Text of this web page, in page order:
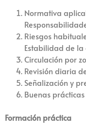
Normativa
Riesgos
Estabilidad de la
Circulación por
Revisión diaria
Señalización y
Buenas
Formación práctica